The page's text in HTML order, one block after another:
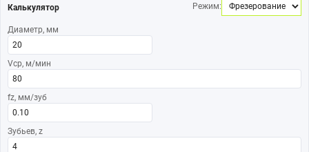
Калькулятор Режим:
Диаметр, мм
Vср, м/мин
fz, мм/зуб
Зубьев, z